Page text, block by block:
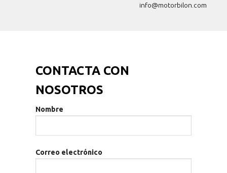
info@motorbilon.com
CONTACTA CON
NOSOTROS
Nombre
Correo electrónico